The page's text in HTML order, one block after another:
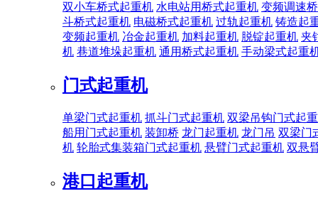
双小车桥式起重机 水电站用桥式起重机 变频调速
斗桥式起重机 电磁桥式起重机 过轨起重机 铸造起
变频起重机 冶金起重机 加料起重机 脱锭起重机 夹
机 巷道堆垛起重机 通用桥式起重机 手动梁式起重
门式起重机
单梁门式起重机 抓斗门式起重机 双梁吊钩门式起
船用门式起重机 装卸桥 龙门起重机 龙门吊 双梁门
机 轮胎式集装箱门式起重机 悬臂门式起重机 双悬
港口起重机